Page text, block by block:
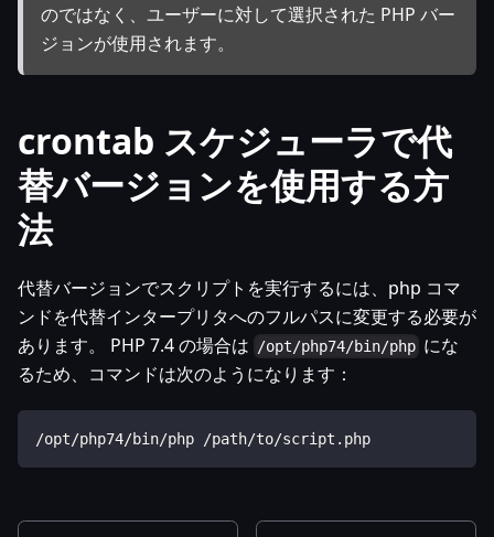
のではなく、ユーザーに対して選択された PHP バー
ジョンが使用されます。
crontab スケジューラで代
替バージョンを使用する方
法
代替バージョンでスクリプトを実行するには、php コマ
ンドを代替インタープリタへのフルパスに変更する必要が
あります。 PHP 7.4 の場合は /opt/php74/bin/php にな
るため、コマンドは次のようになります：
/opt/php74/bin/php /path/to/script.php